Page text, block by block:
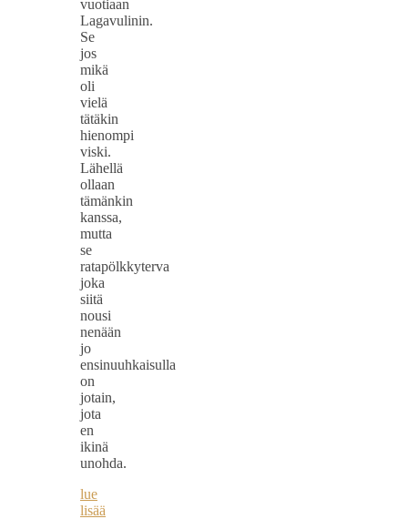
vuotiaan
Lagavulinin.
Se
jos
mikä
oli
vielä
tätäkin
hienompi
viski.
Lähellä
ollaan
tämänkin
kanssa,
mutta
se
ratapölkkyterva
joka
siitä
nousi
nenään
jo
ensinuuhkaisulla
on
jotain,
jota
en
ikinä
unohda.
lue
lisää